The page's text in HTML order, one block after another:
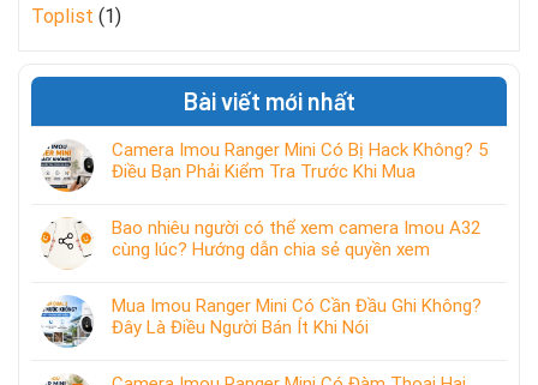
Toplist (1)
Bài viết mới nhất
Camera Imou Ranger Mini Có Bị Hack Không? 5
Điều Bạn Phải Kiểm Tra Trước Khi Mua
Bao nhiêu người có thể xem camera Imou A32
cùng lúc? Hướng dẫn chia sẻ quyền xem
Mua Imou Ranger Mini Có Cần Đầu Ghi Không?
Đây Là Điều Người Bán Ít Khi Nói